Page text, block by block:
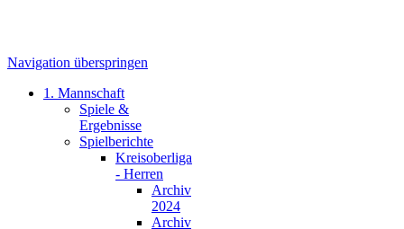
Navigation überspringen
1. Mannschaft
Spiele &
Ergebnisse
Spielberichte
Kreisoberliga
- Herren
Archiv
2024
Archiv